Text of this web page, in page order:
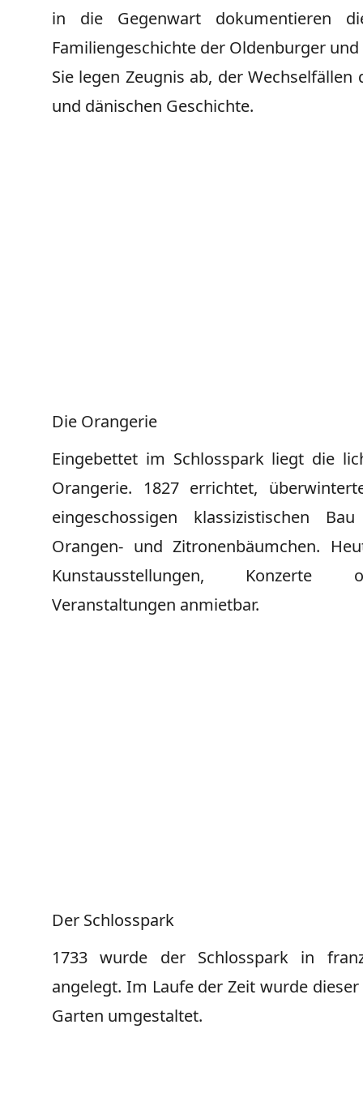
in die Gegenwart dokumentieren
Familiengeschichte der Oldenburger
Sie legen Zeugnis ab, der Wechselfällen
und dänischen Geschichte.
Die Orangerie
Eingebettet im Schlosspark liegt die
Orangerie. 1827 errichtet,
eingeschossigen klassizistischen
Orangen- und Zitronenbäumchen.
Kunstausstellungen,
Veranstaltungen anmietbar.
Der Schlosspark
1733 wurde der Schlosspark in
angelegt. Im Laufe der Zeit wurde
Garten umgestaltet.